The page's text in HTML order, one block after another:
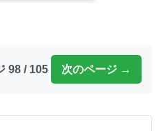
98 / 105 次のページ →